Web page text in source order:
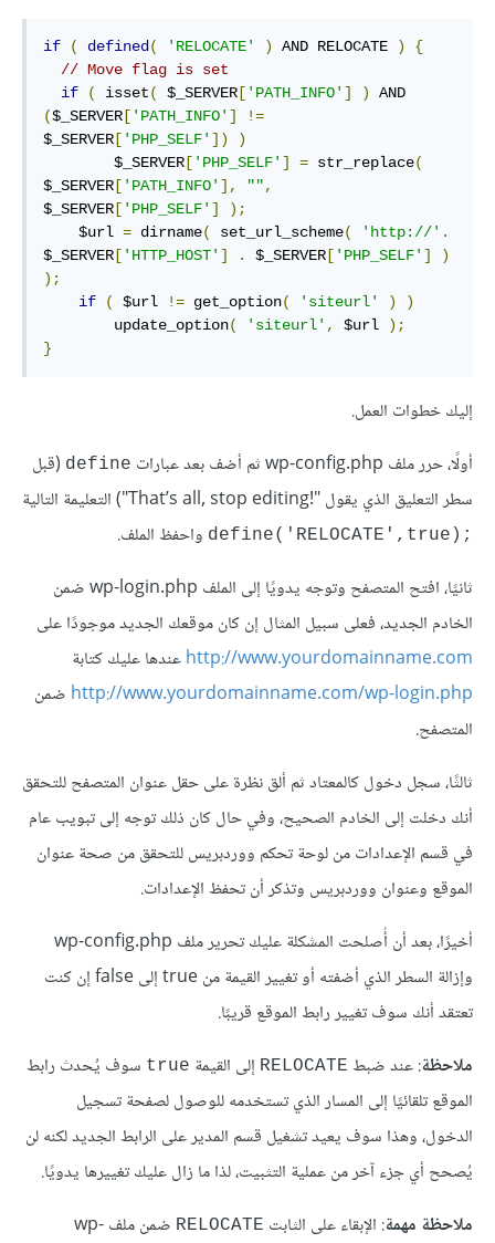
if ( defined ( 'RELOCATE' ) AND RELOCATE )
{
// Move flag is set
if
( isset( $_SERVER [ 'PATH_INFO' ] )
($_SERVER [ 'PATH_INFO' ]
!=
$_SERVER [ 'PHP_SELF' ])
)
        $_SERVER
[ 'PHP_SELF' ] = str_replace(
$_SERVER [ 'PATH_INFO' ], "",
$_SERVER [ 'PHP_SELF' ]
);
    $url
= dirname( set_url_scheme( 'http://' .
$_SERVER [ 'HTTP_HOST' ] . $_SERVER [ 'PHP_SELF' ]
)
);
if
( $url != get_option( 'siteurl' )
)
        update_option
( 'siteurl' , $url
);
}
إليك خطوات العمل.
أولًا، حرر ملف wp-config.php ثم أضف بعد عبارات
define (قبل
سطر التعليق الذي يقول "That’s all, stop editing!‎") التعليمة التالية
define('RELOCATE',true);‎ واحفظ الملف.
ثانيًا، افتح المتصفح وتوجه يدويًا إلى الملف wp-login.php ضمن
الخادم الجديد، فعلى سبيل المثال إن كان موقعك الجديد موجودًا على
http://www.yourdomainname.comعندها عليك كتابة
http://www.yourdomainname.com/wp-login.php ضمن
المتصفح.
ثالثًا، سجل دخول كالمعتاد ثم ألق نظرة على حقل عنوان المتصفح للتحقق
أنك دخلت إلى الخادم الصحيح، وفي حال كان ذلك توجه إلى تبويب عام
في قسم الإعدادات من لوحة تحكم ووردبريس للتحقق من صحة عنوان
الموقع وعنوان ووردبريس وتذكر أن تحفظ الإعدادات.
أخيرًا، بعد أن أُصلحت المشكلة عليك تحرير ملف wp-config.php
وإزالة السطر الذي أضفته أو تغيير القيمة من true إلى false إن كنت
تعتقد أنك سوف تغيير رابط الموقع قريبًا.
ملاحظة: عند ضبط RELOCATE إلى القيمة true سوف يُحدث رابط
الموقع تلقائيًا إلى المسار الذي تستخدمه للوصول لصفحة تسجيل
الدخول، وهذا سوف يعيد تشغيل قسم المدير على الرابط الجديد لكنه لن
يُصحح أي جزء آخر من عملية التثبيت، لذا ما زال عليك تغييرها يدويًا.
ملاحظة مهمة: الإبقاء على الثابت RELOCATE
ضمن ملف wp-